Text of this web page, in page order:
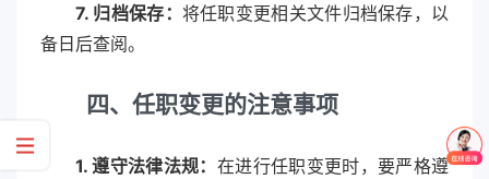
7. 归档保存： 将任职变更相关文件归档保存，以
备日后查阅。
四、任职变更的注意事项
1. 遵守法律法规： 在进行任职变更时，要严格遵